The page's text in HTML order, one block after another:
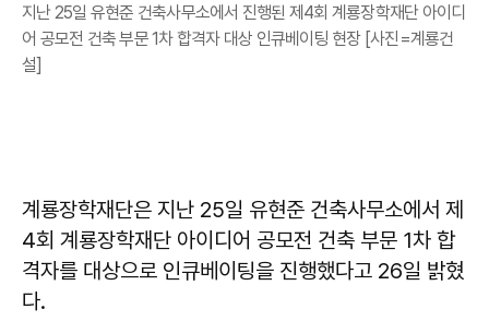
지난 25일 유현준 건축사무소에서 진행된 제4회 계룡장학재단 아이디
어 공모전 건축 부문 1차 합격자 대상 인큐베이팅 현장 [사진=계룡건
설]
계룡장학재단은 지난 25일 유현준 건축사무소에서 제
4회 계룡장학재단 아이디어 공모전 건축 부문 1차 합
격자를 대상으로 인큐베이팅을 진행했다고 26일 밝혔
다.